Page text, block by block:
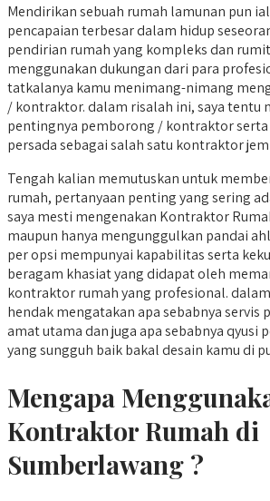
Mendirikan sebuah rumah lamunan pun
pencapaian terbesar dalam hidup
pendirian rumah yang kompleks dan
menggunakan dukungan dari para
tatkalanya kamu menimang-nimang
/ kontraktor. dalam risalah ini, saya tentu
pentingnya pemborong / kontraktor
persada sebagai salah satu kontraktor
Tengah kalian memutuskan untuk
rumah, pertanyaan penting yang sering
saya mesti mengenakan Kontraktor
maupun hanya mengunggulkan pandai
per opsi mempunyai kapabilitas serta
beragam khasiat yang didapat oleh
kontraktor rumah yang profesional.
hendak mengatakan apa sebabnya servis
amat utama dan juga apa sebabnya qyusi
yang sungguh baik bakal desain kamu di
Mengapa
Kontraktor Rumah di
Sumberlawang ?